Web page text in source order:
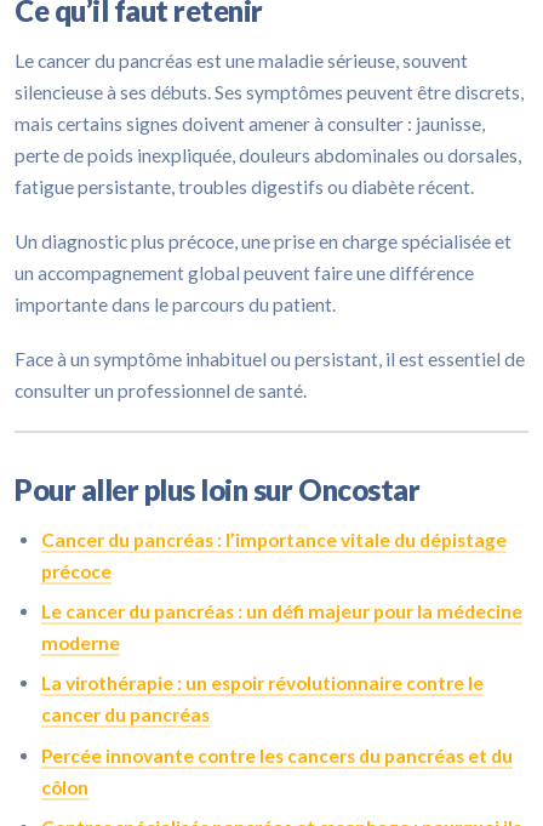
Ce qu’il faut retenir
Le cancer du pancréas est une maladie sérieuse, souvent
silencieuse à ses débuts. Ses symptômes peuvent être discrets,
mais certains signes doivent amener à consulter : jaunisse,
perte de poids inexpliquée, douleurs abdominales ou dorsales,
fatigue persistante, troubles digestifs ou diabète récent.
Un diagnostic plus précoce, une prise en charge spécialisée et
un accompagnement global peuvent faire une différence
importante dans le parcours du patient.
Face à un symptôme inhabituel ou persistant, il est essentiel de
consulter un professionnel de santé.
Pour aller plus loin sur Oncostar
Cancer du pancréas : l’importance vitale du dépistage
précoce
Le cancer du pancréas : un défi majeur pour la médecine
moderne
La virothérapie : un espoir révolutionnaire contre le
cancer du pancréas
Percée innovante contre les cancers du pancréas et du
côlon